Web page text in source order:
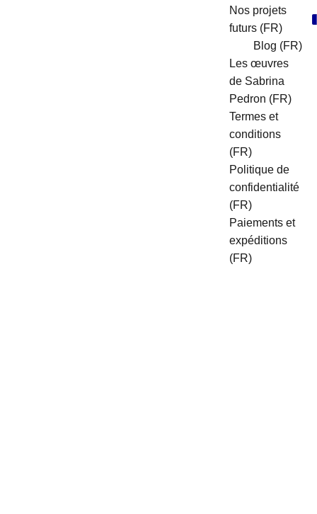
Nos projets
futurs (FR)
Blog (FR)
Les œuvres
de Sabrina
Pedron (FR)
Termes et
conditions
(FR)
Politique de
confidentialité
(FR)
Paiements et
expéditions
(FR)